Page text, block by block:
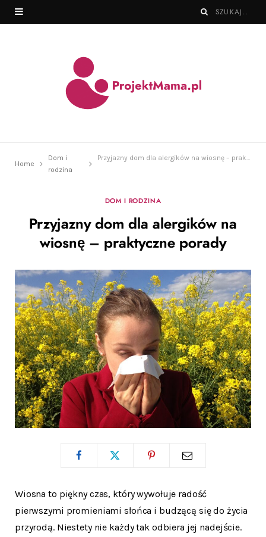
Home
Dom i
rodzina
Przyjazny dom dla alergików na wiosnę – praktyczne porady
DOM I RODZINA
Przyjazny dom dla alergików na
wiosnę – praktyczne porady
Wiosna to piękny czas, który wywołuje radość
pierwszymi promieniami słońca i budzącą się do życia
przyrodą. Niestety nie każdy tak odbiera jej nadejście.